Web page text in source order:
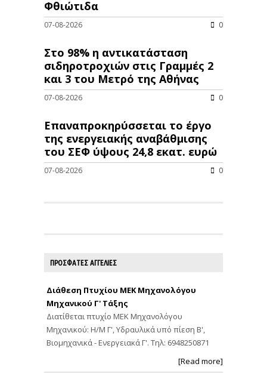
Φθιώτιδα
07-08-2026 0
Στο 98% η αντικατάσταση
σιδηροτροχιών στις Γραμμές 2
και 3 του Μετρό της Αθήνας
07-08-2026 0
Επαναπροκηρύσσεται το έργο
της ενεργειακής αναβάθμισης
του ΣΕΦ ύψους 24,8 εκατ. ευρώ
07-08-2026 0
ΠΡΟΣΦΑΤΕΣ ΑΓΓΕΛΙΕΣ
Διάθεση Πτυχίου ΜΕΚ Μηχανολόγου
Μηχανικού Γ' Τάξης
Διατίθεται πτυχίο ΜΕΚ Μηχανολόγου
Μηχανικού: Η/Μ Γ', Υδραυλικά υπό πίεση Β',
Βιομηχανικά - Ενεργειακά Γ'. Τηλ: 6948250871
[Read more]